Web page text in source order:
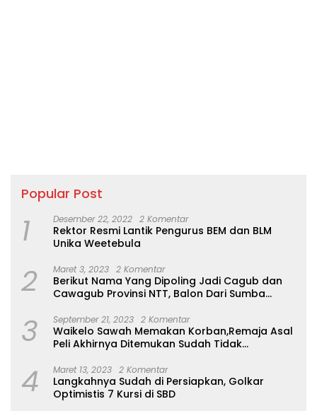
Popular Post
1 Desember 22, 2022 2 Komentar
Rektor Resmi Lantik Pengurus BEM dan BLM
Unika Weetebula
2 Maret 3, 2023 2 Komentar
Berikut Nama Yang Dipoling Jadi Cagub dan
Cawagub Provinsi NTT, Balon Dari Sumba
3 September 21, 2023 2 Komentar
Waikelo Sawah Memakan Korban,Remaja Asal
Peli Akhirnya Ditemukan Sudah Tidak
4 Maret 13, 2023 2 Komentar
Langkahnya Sudah di Persiapkan, Golkar
Optimistis 7 Kursi di SBD